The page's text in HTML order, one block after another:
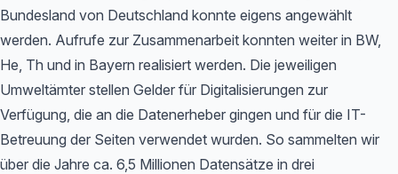
Bundesland von Deutschland konnte eigens angewählt
werden. Aufrufe zur Zusammenarbeit konnten weiter in BW,
He, Th und in Bayern realisiert werden. Die jeweiligen
Umweltämter stellen Gelder für Digitalisierungen zur
Verfügung, die an die Datenerheber gingen und für die IT-
Betreuung der Seiten verwendet wurden. So sammelten wir
über die Jahre ca. 6,5 Millionen Datensätze in drei